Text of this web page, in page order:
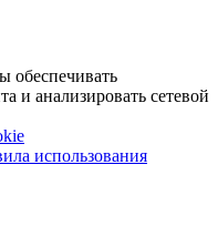
обеспечивать
и анализировать сетевой
использования